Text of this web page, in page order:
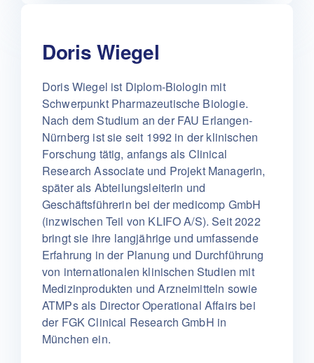
Doris Wiegel
Doris Wiegel ist Diplom-Biologin mit
Schwerpunkt Pharmazeutische Biologie.
Nach dem Studium an der FAU Erlangen-
Nürnberg ist sie seit 1992 in der klinischen
Forschung tätig, anfangs als Clinical
Research Associate und Projekt Managerin,
später als Abteilungsleiterin und
Geschäftsführerin bei der medicomp GmbH
(inzwischen Teil von KLIFO A/S). Seit 2022
bringt sie ihre langjährige und umfassende
Erfahrung in der Planung und Durchführung
von internationalen klinischen Studien mit
Medizinprodukten und Arzneimitteln sowie
ATMPs als Director Operational Affairs bei
der FGK Clinical Research GmbH in
München ein.